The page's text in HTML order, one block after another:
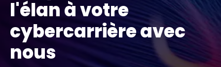
Entreprise
l'élan à votre
cybercarrière avec
nous